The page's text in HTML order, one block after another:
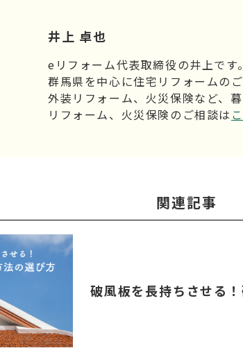
井上 卓也
eリフォーム代表取締役の井上です。
群馬県を中心に住宅リフォームのご
外装リフォーム、火災保険など、
リフォーム、火災保険のご相談は
関連記事
破風板を長持ちさせる